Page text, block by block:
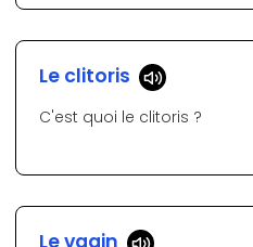
Le clitoris
C'est quoi le clitoris ?
Le vagin